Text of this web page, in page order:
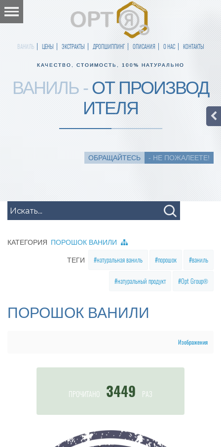
ВАНИЛЬ ЦЕНЫ ЭКСТРАКТЫ ДРОПШИППИНГ ОПИСАНИЯ О НАС КОНТАКТЫ
КАЧЕСТВО, СТОИМОСТЬ, 100% НАТУРАЛЬНО
ВАНИЛЬ -ОТ ПРОИЗВОД
ИТЕЛЯ
ОБРАЩАЙТЕСЬ - НЕ ПОЖАЛЕЕТЕ!
КАТЕГОРИЯ ПОРОШОК ВАНИЛИ
ТЕГИ натуральная ваниль порошок ваниль
натуральный продукт Opt Group®
ПОРОШОК ВАНИЛИ
Изображения
ПРОЧИТАНО 3449 РАЗ